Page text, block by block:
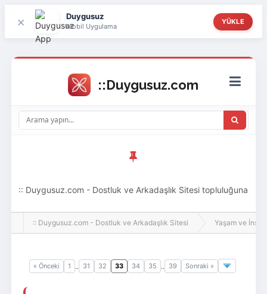
× Duygusuz
Mobil Uygulama
YÜKLE
:: Duygusuz.com - Dostluk ve Arkadaşlık Sitesi topluluğuna
hoş geldin ziyaretçi! Aramıza katılmak istersen kayıt
:: Duygusuz.com - Dostluk ve Arkadaşlık Sitesi Yaşam ve İnsan
« Önceki 1 .. 31 32 33 34 35 .. 39 Sonraki »